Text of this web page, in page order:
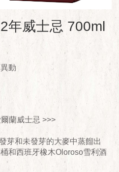
年威士忌 700ml
動
蘭威士忌 >>>
芽和未發芽的大麥中蒸餾出
和西班牙橡木Oloroso雪利酒